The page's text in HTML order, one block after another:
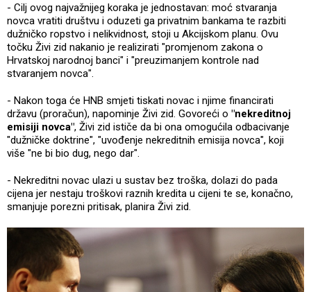
- Cilj ovog najvažnijeg koraka je jednostavan: moć stvaranja
novca vratiti društvu i oduzeti ga privatnim bankama te razbiti
dužničko ropstvo i nelikvidnost, stoji u Akcijskom planu. Ovu
točku Živi zid nakanio je realizirati "promjenom zakona o
Hrvatskoj narodnoj banci" i "preuzimanjem kontrole nad
stvaranjem novca".
- Nakon toga će HNB smjeti tiskati novac i njime financirati
državu (proračun), napominje Živi zid. Govoreći o "nekreditnoj
emisiji novca", Živi zid ističe da bi ona omogućila odbacivanje
"dužničke doktrine", "uvođenje nekreditnih emisija novca", koji
više "ne bi bio dug, nego dar".
- Nekreditni novac ulazi u sustav bez troška, dolazi do pada
cijena jer nestaju troškovi raznih kredita u cijeni te se, konačno,
smanjuje porezni pritisak, planira Živi zid.